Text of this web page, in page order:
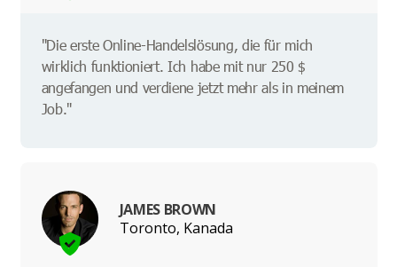
"Die erste Online-Handelslösung, die für mich
wirklich funktioniert. Ich habe mit nur 250 $
angefangen und verdiene jetzt mehr als in meinem
Job."
JAMES BROWN
Toronto, Kanada